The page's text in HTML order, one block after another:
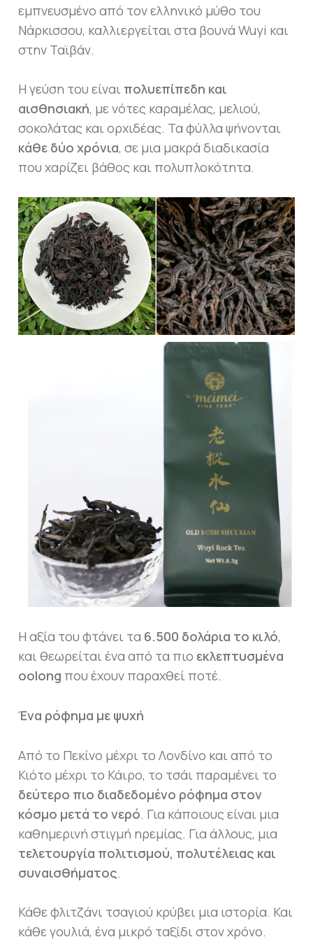
εμπνευσμένο από τον ελληνικό μύθο του
Νάρκισσου, καλλιεργείται στα βουνά Wuyi και
στην Ταϊβάν.
Η γεύση του είναι πολυεπίπεδη και
αισθησιακή, με νότες καραμέλας, μελιού,
σοκολάτας και ορχιδέας. Τα φύλλα ψήνονται
κάθε δύο χρόνια, σε μια μακρά διαδικασία
που χαρίζει βάθος και πολυπλοκότητα.
Η αξία του φτάνει τα 6.500 δολάρια το κιλό,
και θεωρείται ένα από τα πιο εκλεπτυσμένα
oolong που έχουν παραχθεί ποτέ.
Ένα ρόφημα με ψυχή
Από το Πεκίνο μέχρι το Λονδίνο και από το
Κιότο μέχρι το Κάιρο, το τσάι παραμένει το
δεύτερο πιο διαδεδομένο ρόφημα στον
κόσμο μετά το νερό. Για κάποιους είναι μια
καθημερινή στιγμή ηρεμίας. Για άλλους, μια
τελετουργία πολιτισμού, πολυτέλειας και
συναισθήματος.
Κάθε φλιτζάνι τσαγιού κρύβει μια ιστορία. Και
κάθε γουλιά, ένα μικρό ταξίδι στον χρόνο.